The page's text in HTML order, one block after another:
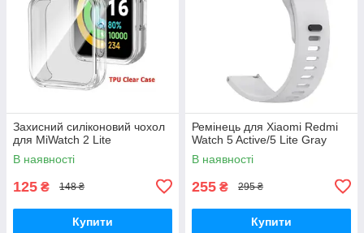
Захисний силіконовий чохол
для MiWatch 2 Lite
В наявності
125 ₴ 148 ₴
Купити
Ремінець для Xiaomi Redmi
Watch 5 Active/5 Lite Gray
В наявності
255 ₴ 295 ₴
Купити